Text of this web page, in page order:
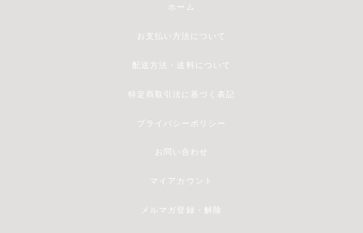
ホーム
お支払い方法について
配送方法・送料について
特定商取引法に基づく表記
プライバシーポリシー
お問い合わせ
マイアカウント
メルマガ登録・解除